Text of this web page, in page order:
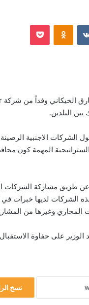
البلدين.
الشركات الاجنبية
المهمة كون
عن طريق مشاركة الشركات
الشركات لديها خبرات
وغيرها من
على حفاوة
نسخ